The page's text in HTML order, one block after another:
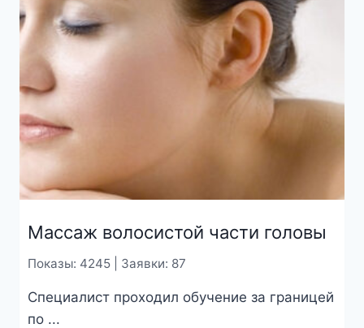
Массаж волосистой части головы
Показы: 4245 | Заявки: 87
Специалист проходил обучение за границей
по ...